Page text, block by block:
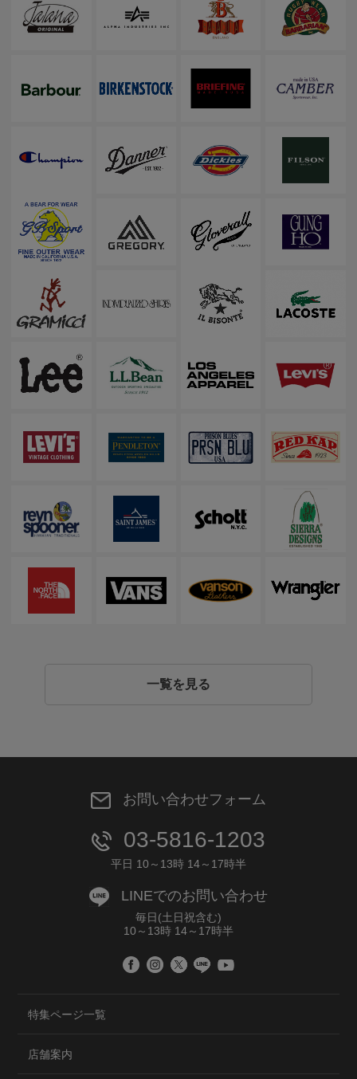
一覧を見る
お問い合わせフォーム
03-5816-1203
平日 10～13時 14～17時半
LINEでのお問い合わせ
毎日(土日祝含む)
10～13時 14～17時半
特集ページ一覧
店舗案内